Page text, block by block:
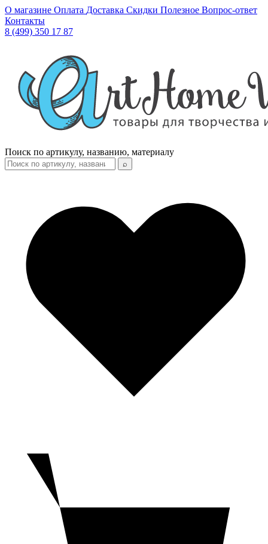
О магазине Оплата Доставка Скидки Полезное Вопрос-ответ
Контакты
8 (499) 350 17 87
Поиск по артикулу, названию, материалу
⌕